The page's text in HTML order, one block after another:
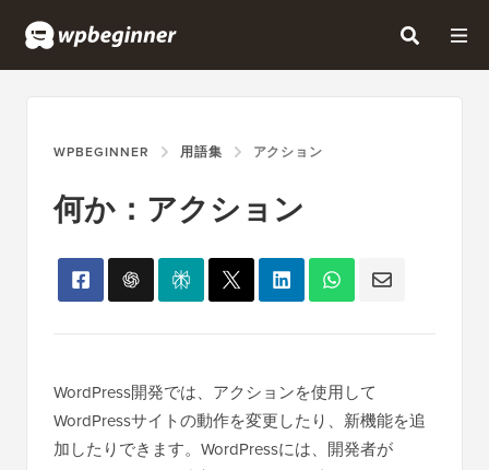
WPBEGINNER 用語集 アクション
何か：アクション
WordPress開発では、アクションを使用して
WordPressサイトの動作を変更したり、新機能を追
加したりできます。WordPressには、開発者が